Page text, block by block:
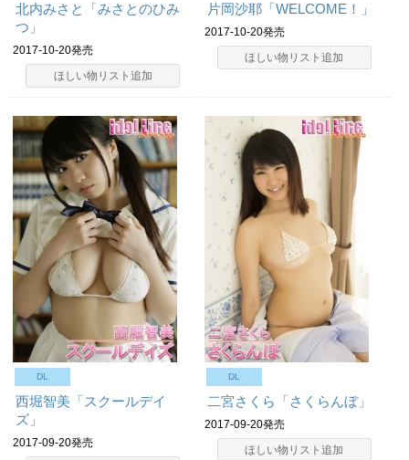
北内みさと「みさとのひみ
つ」
2017-10-20発売
ほしい物リスト追加
片岡沙耶「WELCOME！」
2017-10-20発売
ほしい物リスト追加
DL
西堀智美「スクールデイ
ズ」
2017-09-20発売
DL
二宮さくら「さくらんぼ」
2017-09-20発売
ほしい物リスト追加